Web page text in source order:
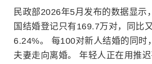
民政部2026年5月发布的数据显示
国结婚登记只有169.7万对，同比
6.24%。 每100对新人结婚的同时
夫妻走向离婚。 年轻人正在用推